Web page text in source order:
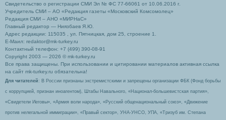
Свидетельство о регистрации СМИ Эл № ФС 77-66061 от 10.06.2016 г.
Учредитель СМИ – АО «Редакция газеты «Московский Комсомолец»
Редакция СМИ – АНО «МИРНаС»
Главный редактор — Ниязбаев Я.Ю.
Адрес редакции: 115035 , ул. Пятницкая, дом 25, строение 1.
Е-Маил: redaktor@mk-turkey.ru
Контактный телефон: +7 (499) 390-08-91
Copyright 2003 — 2026 © mk-turkey.ru
Все права защищены. При использовании и цитировании материалов активная ссылка
на сайт mk-turkey.ru обязательна!
Для читателей : В России признаны экстремистскими и запрещены организации ФБК (Фонд борьбы
с коррупцией, признан иноагентом), Штабы Навального, «Национал-большевистская партия»,
«Свидетели Иеговы», «Армия воли народа», «Русский общенациональный союз», «Движение
против нелегальной иммиграции», «Правый сектор», УНА-УНСО, УПА, «Тризуб им. Степана